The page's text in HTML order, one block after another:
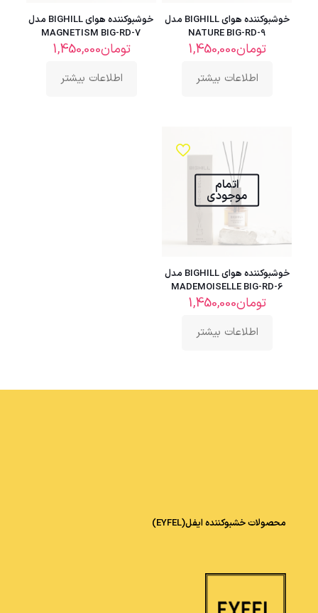
خوشبوکننده هوای BIGHILL مدل
NATURE BIG-RD-9
تومان1,450,000
اطلاعات بیشتر
خوشبوکننده هوای BIGHILL مدل
MAGNETISM BIG-RD-7
تومان1,450,000
اطلاعات بیشتر
اتمام
موجودی
خوشبوکننده هوای BIGHILL مدل
MADEMOISELLE BIG-RD-6
تومان1,450,000
اطلاعات بیشتر
محصولات خشبوکننده ایفل(EYFEL)